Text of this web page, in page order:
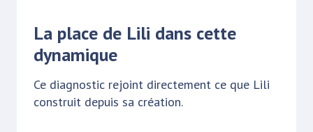
La place de Lili dans cette
dynamique
Ce diagnostic rejoint directement ce que Lili
construit depuis sa création.